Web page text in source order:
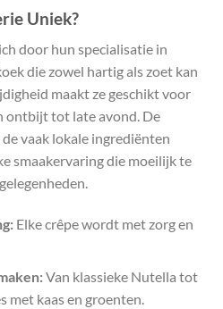
Uniek?
door hun specialisatie in
die zowel hartig als zoet kan
maakt ze geschikt voor
ontbijt tot late avond. De
vaak lokale ingrediënten
smaakervaring die moeilijk te
Elke crêpe wordt met zorg en
Van klassieke Nutella tot
met kaas en groenten.